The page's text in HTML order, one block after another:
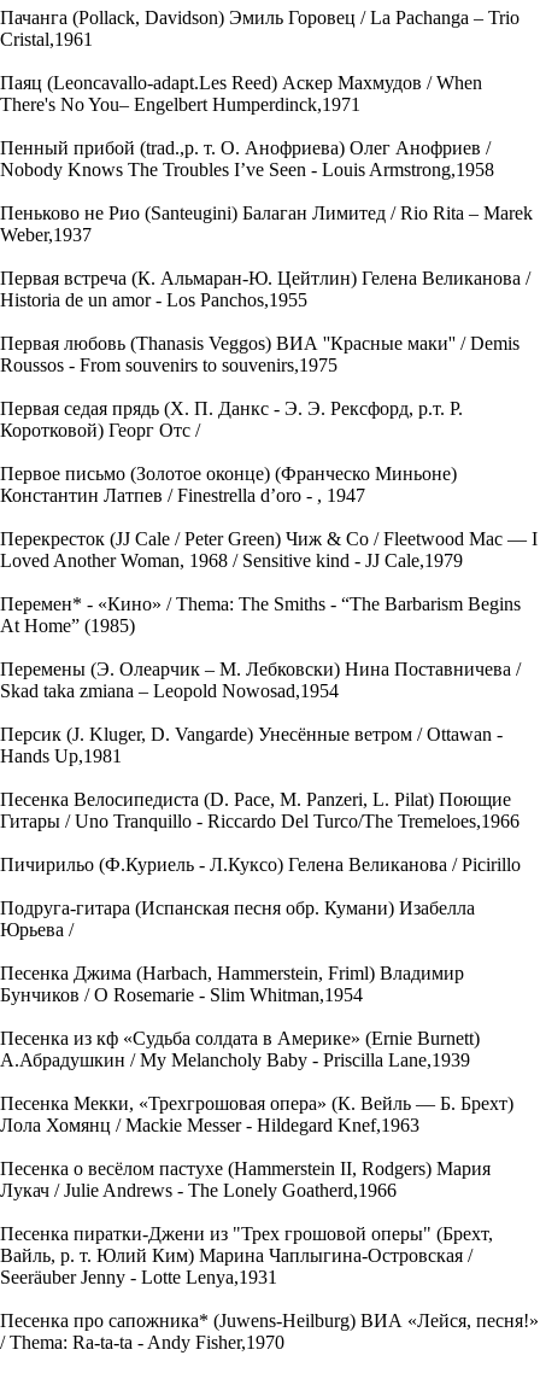
Пачанга (Pollack, Davidson) Эмиль Горовец / La Pachanga – Trio
Cristal,1961
Паяц (Leoncavallo-adapt.Les Reed) Аскер Махмудов / When
There's No You– Engelbert Humperdinck,1971
Пенный прибой (trad.,р. т. О. Анофриева) Олег Анофриев /
Nobody Knows The Troubles I’ve Seen - Louis Armstrong,1958
Пеньково не Рио (Santeugini) Балаган Лимитед / Rio Rita – Marek
Weber,1937
Первая встреча (К. Альмаран-Ю. Цейтлин) Гелена Великанова /
Historia de un amor - Los Panchos,1955
Первая любовь (Thanasis Veggos) ВИА ''Красные маки'' / Demis
Roussos - From souvenirs to souvenirs,1975
Первая седая прядь (Х. П. Данкс - Э. Э. Рексфорд, р.т. Р.
Коротковой) Георг Отс /
Первое письмо (Золотое оконце) (Франческо Миньоне)
Константин Латпев / Finestrella d’oro - , 1947
Перекресток (JJ Cale / Peter Green) Чиж & Co / Fleetwood Mac — I
Loved Another Woman, 1968 / Sensitive kind - JJ Cale,1979
Перемен* - «Кино» / Thema: The Smiths - “The Barbarism Begins
At Home” (1985)
Перемены (Э. Олеарчик – М. Лебковски) Нина Поставничева /
Skad taka zmiana – Leopold Nowosad,1954
Персик (J. Kluger, D. Vangarde) Унесённые ветром / Ottawan -
Hands Up,1981
Песенка Велосипедиста (D. Pace, M. Panzeri, L. Pilat) Поющие
Гитары / Uno Tranquillo - Riccardo Del Turco/The Tremeloes,1966
Пичирильо (Ф.Куриель - Л.Куксо) Гелена Великанова / Picirillo
Подруга-гитара (Испанская песня обр. Кумани) Изабелла
Юрьева /
Песенка Джима (Harbach, Hammerstein, Friml) Владимир
Бунчиков / O Rosemarie - Slim Whitman,1954
Песенка из кф «Судьба солдата в Америке» (Ernie Burnett)
А.Абрадушкин / My Melancholy Baby - Priscilla Lane,1939
Песенка Мекки, «Трехгрошовая опера» (К. Вейль — Б. Брехт)
Лола Хомянц / Mackie Messer - Hildegard Knef,1963
Песенка о весёлом пастухе (Hammerstein II, Rodgers) Мария
Лукач / Julie Andrews - The Lonely Goatherd,1966
Песенка пиратки-Джени из "Трех грошовой оперы" (Брехт,
Вайль, р. т. Юлий Ким) Марина Чаплыгина-Островская /
Seeräuber Jenny - Lotte Lenya,1931
Песенка про сапожника* (Juwens-Heilburg) ВИА «Лейся, песня!»
/ Thema: Ra-ta-ta - Andy Fisher,1970